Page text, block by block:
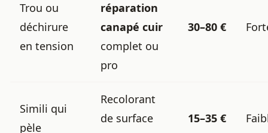
Trou ou
déchirure
en tension
réparation
canapé cuir
complet ou
pro
30–80 €
Simili qui
pèle
Recolorant
de surface
15–35 €